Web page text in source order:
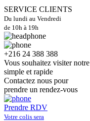
SERVICE CLIENTS
Du lundi au Vendredi
de 10h à 19h
+216 24 388 388
Vous souhaitez visiter notre
simple et rapide
Contactez nous pour
prendre un rendez-vous
Prendre RDV
Votre colis sera